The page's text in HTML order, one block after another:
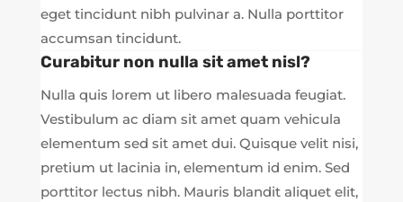
eget tincidunt nibh pulvinar a. Nulla porttitor
accumsan tincidunt.
Curabitur non nulla sit amet nisl?
Nulla quis lorem ut libero malesuada feugiat.
Vestibulum ac diam sit amet quam vehicula
elementum sed sit amet dui. Quisque velit nisi,
pretium ut lacinia in, elementum id enim. Sed
porttitor lectus nibh. Mauris blandit aliquet elit,